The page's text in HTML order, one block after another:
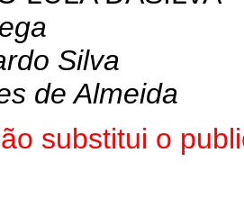
Silva
de Almeida
substitui o